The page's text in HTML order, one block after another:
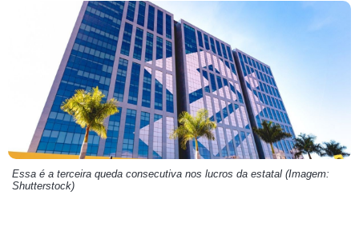
Essa é a terceira queda consecutiva nos lucros da estatal (Imagem:
Shutterstock)